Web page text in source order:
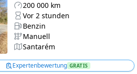
200 000 km
Vor 2 stunden
Benzin
Manuell
Santarém
Expertenbewertung GRATIS